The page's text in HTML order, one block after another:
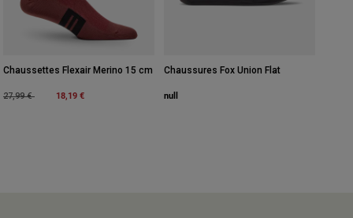
Chaussettes Flexair Merino 15 cm
Price reduced from
27,99 €to 18,19 €
Chaussures Fox Union Flat
null